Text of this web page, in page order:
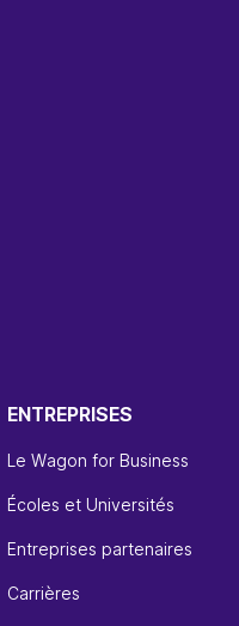
ENTREPRISES
Le Wagon for Business
Écoles et Universités
Entreprises partenaires
Carrières